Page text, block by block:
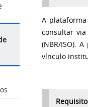
A
consultar via
(NBR/ISO).
vínculo